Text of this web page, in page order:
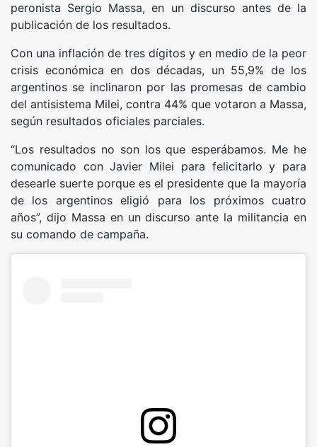
peronista Sergio Massa, en un discurso antes de la
publicación de los resultados.
Con una inflación de tres dígitos y en medio de la peor
crisis económica en dos décadas, un 55,9% de los
argentinos se inclinaron por las promesas de cambio
del antisistema Milei, contra 44% que votaron a Massa,
según resultados oficiales parciales.
“Los resultados no son los que esperábamos. Me he
comunicado con Javier Milei para felicitarlo y para
desearle suerte porque es el presidente que la mayoría
de los argentinos eligió para los próximos cuatro
años”, dijo Massa en un discurso ante la militancia en
su comando de campaña.